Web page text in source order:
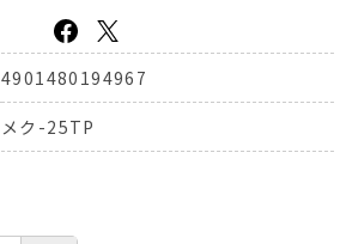
4901480194967
メク-25TP